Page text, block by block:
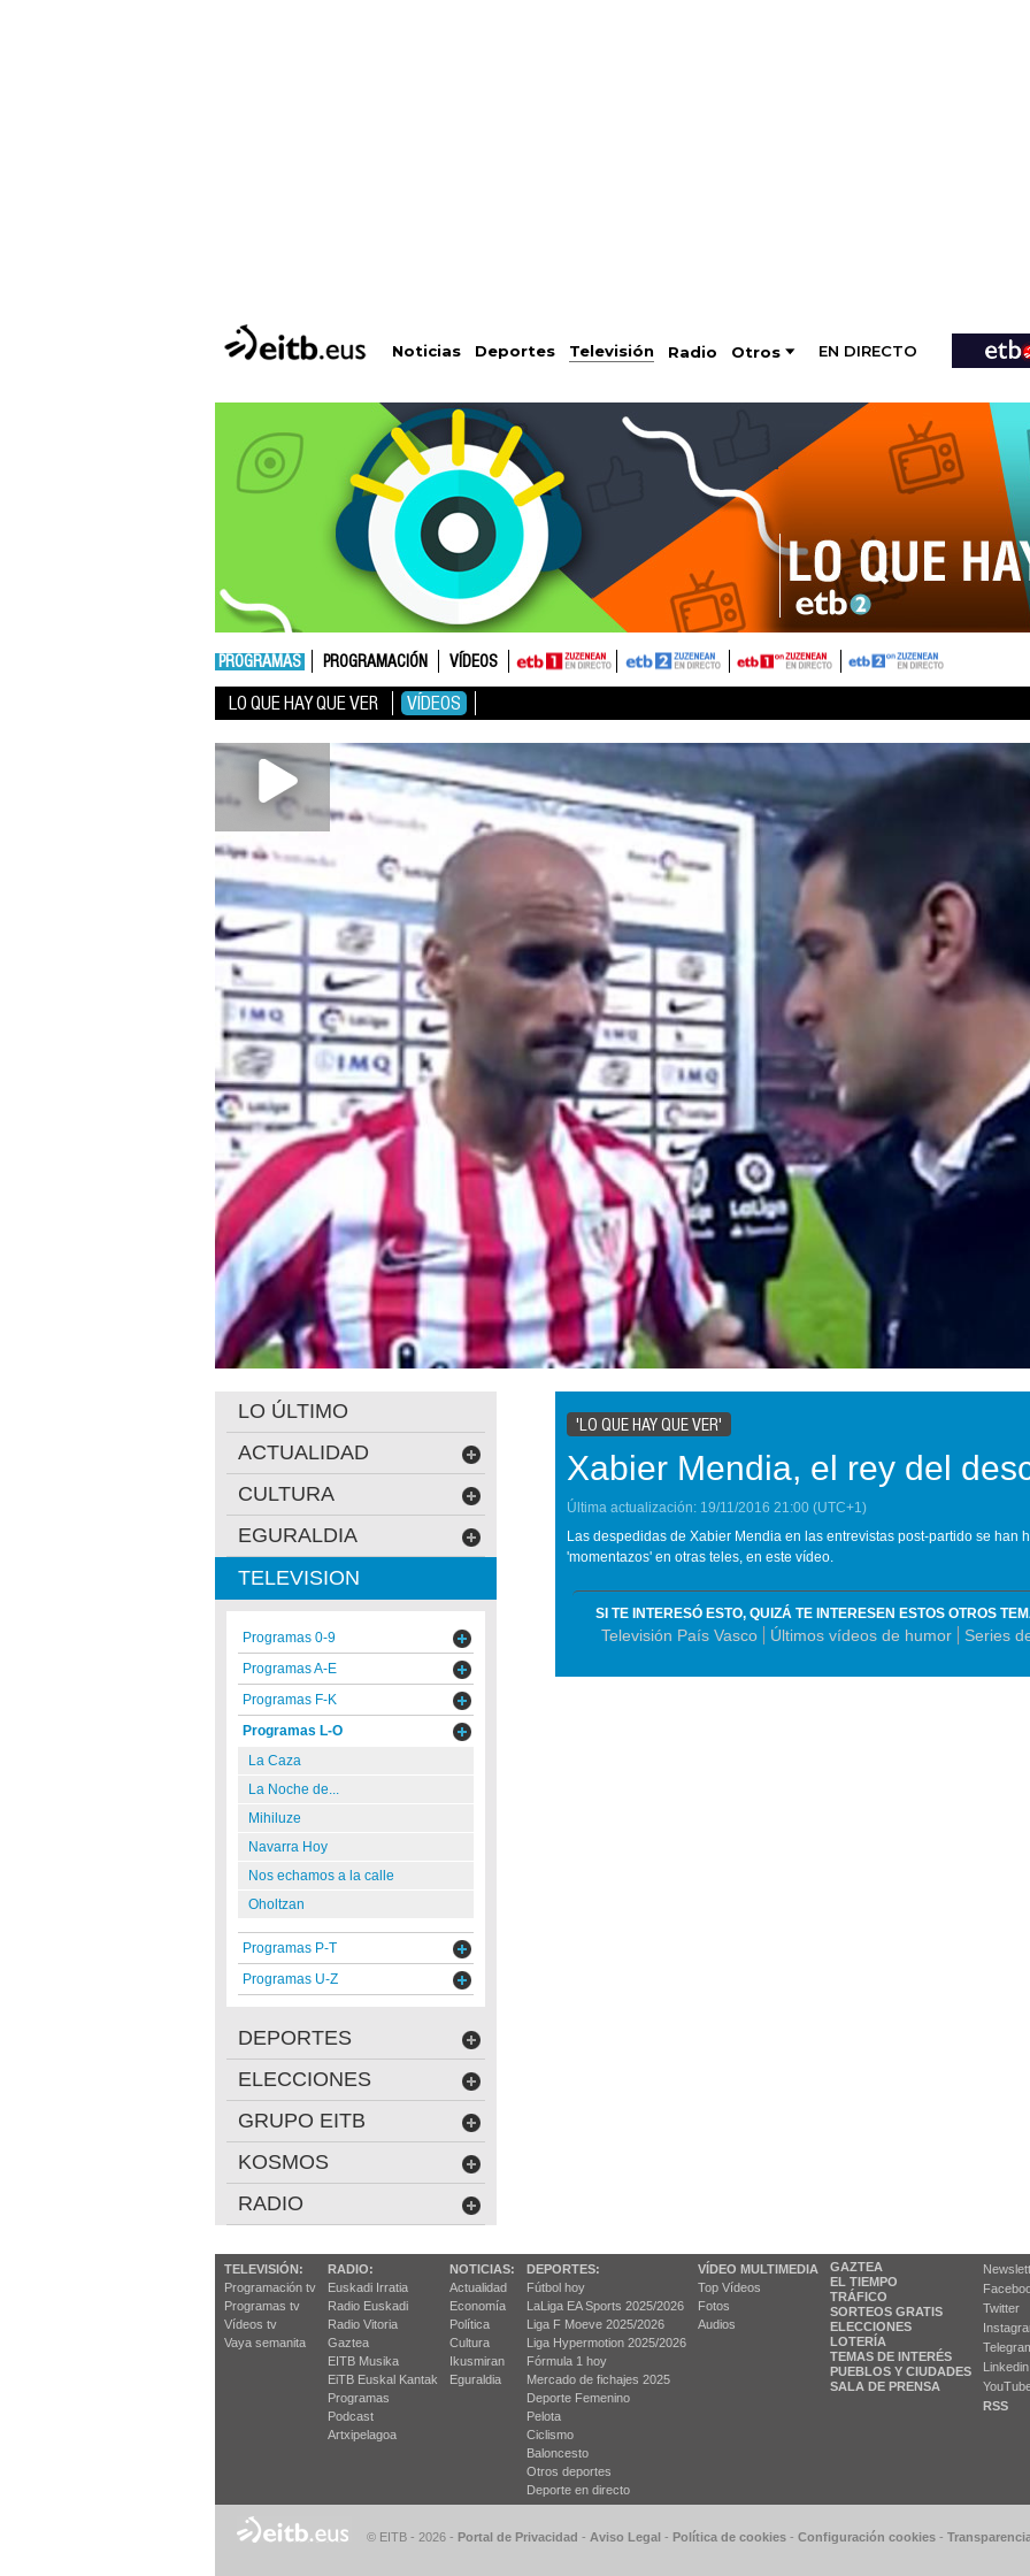
Noticias Deportes Televisión Radio Otros EN DIRECTO
PROGRAMAS PROGRAMACIÓN VÍDEOS
LO QUE HAY QUE VER VÍDEOS
'LO QUE HAY QUE VER'
Xabier Mendia, el rey del
Última actualización: 19/11/2016 21:00 (UTC+1)
Las despedidas de Xabier Mendia en las entrevistas post-partido se han
'momentazos' en otras teles, en este vídeo.
SI TE INTERESÓ ESTO, QUIZÁ TE INTERESEN ESTOS OTROS
Televisión País Vasco Últimos vídeos de humor Series
LO ÚLTIMO
ACTUALIDAD
CULTURA
EGURALDIA
TELEVISION
Programas 0-9
Programas A-E
Programas F-K
Programas L-O
La Caza
La Noche de...
Mihiluze
Navarra Hoy
Nos echamos a la calle
Oholtzan
Programas P-T
Programas U-Z
DEPORTES
ELECCIONES
GRUPO EITB
KOSMOS
RADIO
TELEVISIÓN:
Programación tv
Programas tv
Vídeos tv
Vaya semanita
RADIO:
Euskadi Irratia
Radio Euskadi
Radio Vitoria
Gaztea
EITB Musika
EiTB Euskal Kantak
Programas
Podcast
Artxipelagoa
NOTICIAS:
Actualidad
Economía
Política
Cultura
Ikusmiran
Eguraldia
DEPORTES:
Fútbol hoy
LaLiga EA Sports 2025/2026
Liga F Moeve 2025/2026
Liga Hypermotion 2025/2026
Fórmula 1 hoy
Mercado de fichajes 2025
Deporte Femenino
Pelota
Ciclismo
Baloncesto
Otros deportes
Deporte en directo
VÍDEO MULTIMEDIA
Top Vídeos
Fotos
Audios
GAZTEA
EL TIEMPO
TRÁFICO
SORTEOS GRATIS
ELECCIONES
LOTERÍA
TEMAS DE INTERÉS
PUEBLOS Y CIUDADES
SALA DE PRENSA
Twitter
Linkedin
RSS
© EITB - 2026 - Portal de Privacidad - Aviso Legal - Política de cookies - Configuración cookies -